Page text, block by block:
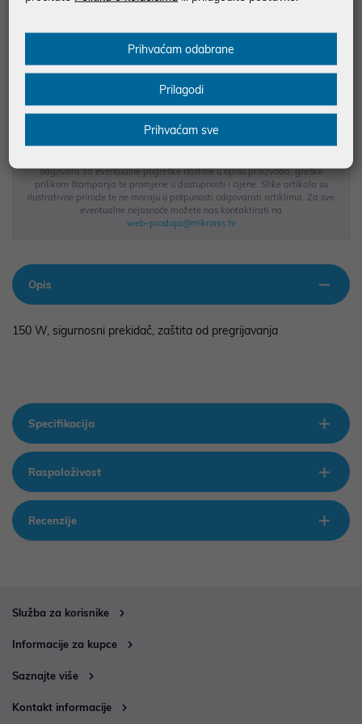
BESPLATNA DOSTAVA ZA NARUDŽBE IZNAD 66,36€
MOGUĆNOST PLAĆANJA NA RATE
odgovara za eventualne pogreške nastale u opisu proizvoda, greške
prilikom štampanja te promjene u dostupnosti i cijene. Slike artikala su
ilustrativne prirode te ne moraju u potpunosti odgovarati artiklima. Za sve
eventualne nejasnoće možete nas kontaktirati na
web-prodaja@mikronis.hr
Opis
150 W, sigurnosni prekidač, zaštita od pregrijavanja
Specifikacija
Raspoloživost
Recenzije
Služba za korisnike
Informacije za kupce
Saznajte više
Kontakt informacije
Prihvaćam odabrane
Prilagodi
Prihvaćam sve